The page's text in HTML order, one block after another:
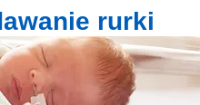
rurki